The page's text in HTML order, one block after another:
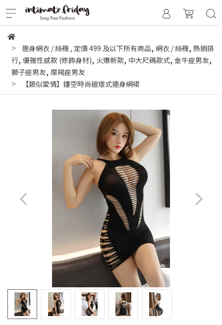
連身網衣 / 絲襪 , 定價 499 及以下所有商品, 網衣 / 絲襪, 熱銷排
行, 優雅性感款 (修飾身材), 火爆新款, 中大尺碼款式, 金牛座男友,
獅子座男友, 摩羯座男友
【類似愛情】鏤空時尚破壞式連身網裙